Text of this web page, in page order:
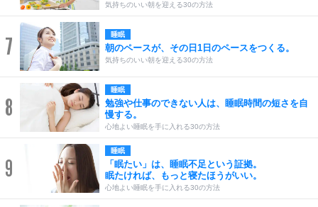
気持ちのいい朝を迎える30の方法
7 睡眠
朝のペースが、その日1日のペースをつくる。
気持ちのいい朝を迎える30の方法
8
睡眠
勉強や仕事のできない人は、睡眠時間の短さを自
慢する。
心地よい睡眠を手に入れる30の方法
9
睡眠
「眠たい」は、睡眠不足という証拠。
眠たければ、もっと寝たほうがいい。
心地よい睡眠を手に入れる30の方法